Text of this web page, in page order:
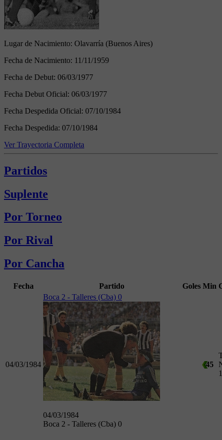
Lugar de Nacimiento: Olavarría (Buenos Aires)
Fecha de Nacimiento: 11/11/1959
Fecha de Debut: 06/03/1977
Fecha Debut Oficial: 06/03/1977
Fecha Despedida Oficial: 07/10/1984
Fecha Despedida: 07/10/1984
Ver Trayectoria Completa
Partidos
Suplente
Por Torneo
Por Rival
Por Cancha
Fecha Partido Goles Min
04/03/1984
Boca 2 - Talleres (Cba) 0
04/03/1984
Boca 2 - Talleres (Cba) 0
45